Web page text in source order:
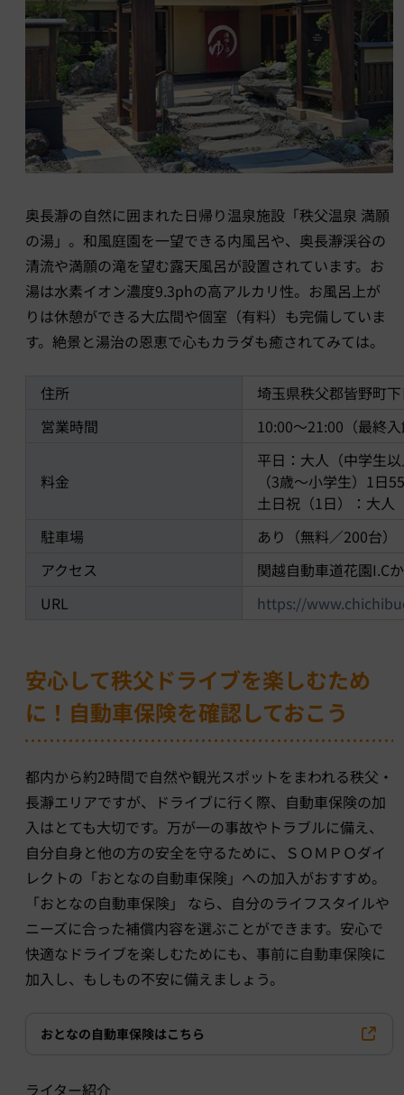
奥長瀞の自然に囲まれた日帰り温泉施設「秩父温泉 満願
の湯」。和風庭園を一望できる内風呂や、奥長瀞渓谷の
清流や満願の滝を望む露天風呂が設置されています。お
湯は水素イオン濃度9.3phの高アルカリ性。お風呂上が
りは休憩ができる大広間や個室（有料）も完備していま
す。絶景と湯治の恩恵で心もカラダも癒されてみては。
住所
埼玉県秩父郡皆野町
営業時間
10:00～21:00（最終
料金
平日：大人（中学生
（3歳～小学生）1日
土日祝（1日）：大人
駐車場
あり（無料／200台）
アクセス
関越自動車道花園I.C
URL
https://
安心して秩父ドライブを楽しむため
に！自動車保険を確認しておこう
都内から約2時間で自然や観光スポットをまわれる秩父・
長瀞エリアですが、ドライブに行く際、自動車保険の加
入はとても大切です。万が一の事故やトラブルに備え、
自分自身と他の方の安全を守るために、ＳＯＭＰＯダイ
レクトの「おとなの自動車保険」への加入がおすすめ。
「おとなの自動車保険」 なら、自分のライフスタイルや
ニーズに合った補償内容を選ぶことができます。安心で
快適なドライブを楽しむためにも、事前に自動車保険に
加入し、もしもの不安に備えましょう。
おとなの自動車保険はこちら
ライター紹介